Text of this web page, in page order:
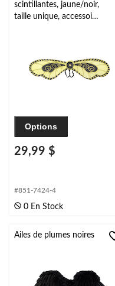
scintillantes, jaune/noir,
taille unique, accessoire
Options
29,99 $
#851-7424-4
0 En Stock
Ailes de plumes noires